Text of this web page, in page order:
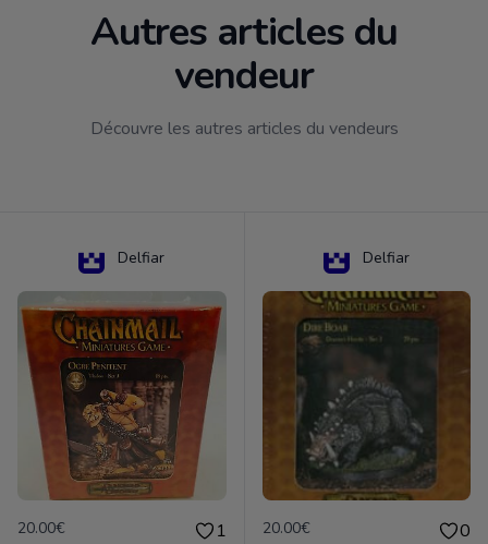
Autres articles du
vendeur
Découvre les autres articles du vendeurs
Delfiar
20.00€ 1
Delfiar
20.00€ 0